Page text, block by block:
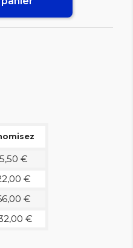
€
€
€
€